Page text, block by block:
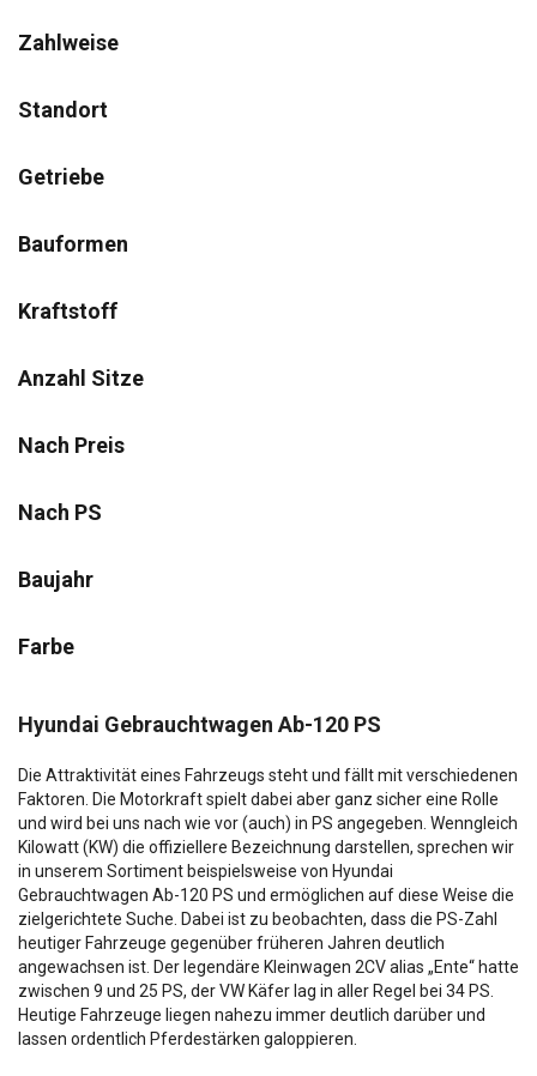
Zahlweise
Standort
Getriebe
Bauformen
Kraftstoff
Anzahl Sitze
Nach Preis
Nach PS
Baujahr
Farbe
Hyundai Gebrauchtwagen Ab-120 PS
Die Attraktivität eines Fahrzeugs steht und fällt mit verschiedenen
Faktoren. Die Motorkraft spielt dabei aber ganz sicher eine Rolle
und wird bei uns nach wie vor (auch) in PS angegeben. Wenngleich
Kilowatt (KW) die offiziellere Bezeichnung darstellen, sprechen wir
in unserem Sortiment beispielsweise von Hyundai
Gebrauchtwagen Ab-120 PS und ermöglichen auf diese Weise die
zielgerichtete Suche. Dabei ist zu beobachten, dass die PS-Zahl
heutiger Fahrzeuge gegenüber früheren Jahren deutlich
angewachsen ist. Der legendäre Kleinwagen 2CV alias „Ente“ hatte
zwischen 9 und 25 PS, der VW Käfer lag in aller Regel bei 34 PS.
Heutige Fahrzeuge liegen nahezu immer deutlich darüber und
lassen ordentlich Pferdestärken galoppieren.